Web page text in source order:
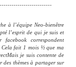
à l’équipe Neo-bienêtre
l’esprit de qui je suis et
correspondent
fait 1 mois ½ que ma
je suis contente de
des thèmes à partager sur